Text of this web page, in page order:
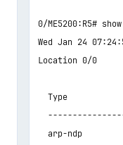
0/ME5200:R5#
Wed Jan 24
Location 0/0
Type
arp-ndp